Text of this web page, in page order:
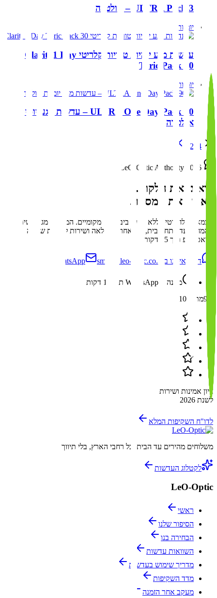
ULTRA Pack 3 – אולטרה
יומיות
עדשות מגע יומיות טוריות קלריטי Clariti 1 Day
Toric Pack 30
יומיות
ULTRA One Day Pack 90 – עדשות מגע יומיות
אולטרה
2 4
LeO-Optic Authority 2026
רואים את הלקוח.
לא רק את המספר.
עצמאיים לחלוטין, ללא תלות ביבואנים מקומיים. המשלוח מגיע ישירות
מהמחסן עד פתח הבית, עם אחריות מלאה ושירות לקוחות שעונה
בוואטסאפ תוך 15 דקות.
דברו איתנו ב-WhatsApp smile@leo-optic.co.il
מענה ב-WhatsApp תוך 15 דקות
9.9מתוך 10
ציון אמינות ושירות
לשנת 2026
לדו"ח השקיפות המלא
משלוחים מהירים עד הבית לכל רחבי הארץ, בלי תיווך
לקטלוג העדשות
LeO-Optic
ראשי
הסיפור שלנו
הבחירה בנו
השוואות עדשות
מדריך שימוש בעדשות
מדד השקיפות
מעקב אחר הזמנה